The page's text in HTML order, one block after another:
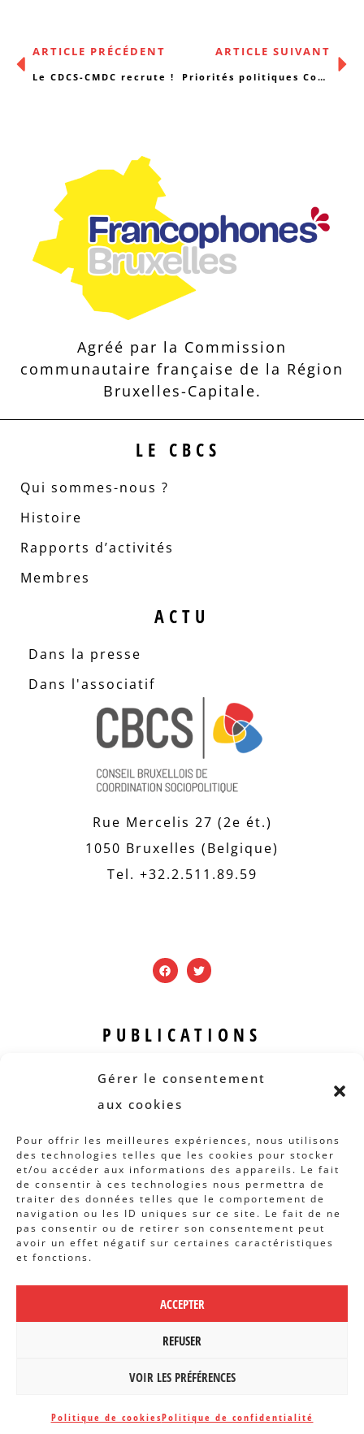
Gérer le consentement
aux cookies
Pour offrir les meilleures expériences, nous utilisons
des technologies telles que les cookies pour stocker
et/ou accéder aux informations des appareils. Le fait
de consentir à ces technologies nous permettra de
traiter des données telles que le comportement de
navigation ou les ID uniques sur ce site. Le fait de ne
pas consentir ou de retirer son consentement peut
avoir un effet négatif sur certaines caractéristiques
et fonctions.
ACCEPTER
REFUSER
VOIR LES PRÉFÉRENCES
Politique de cookiesPolitique de confidentialité
ARTICLE PRÉCÉDENT
Le CDCS-CMDC recrute !
ARTICLE SUIVANT
Priorités politiques Cocof, Cocom et Région bruxelloise : décryptage
Agréé par la Commission
communautaire française de la Région
Bruxelles-Capitale.
LE CBCS
Qui sommes-nous ?
Histoire
Rapports d’activités
Membres
ACTU
Dans la presse
Dans l'associatif
Rue Mercelis 27 (2e ét.)
1050 Bruxelles (Belgique)
Tel. +32.2.511.89.59
PUBLICATIONS
Revue B.I.S.
Rapports et analyses
Articles
AUTRES INFOS
Actions
Concertation
Archives
POLITIQUE DE CONFIDENTIALITÉ|
CBCS ASBL | WEBDESIGN PAR
BANLIEUES ASBL